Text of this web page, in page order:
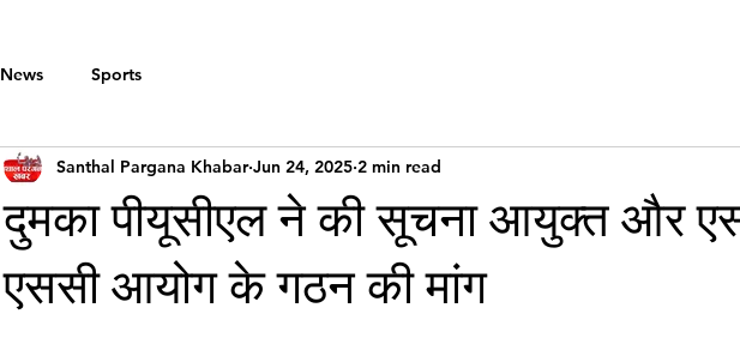
News Sports
दुमका पीयूसीएल ने की सूचना आयुक्त और
एससी आयोग के गठन की मांग
Santhal Pargana Khabar Jun 24, 2025 2 min read